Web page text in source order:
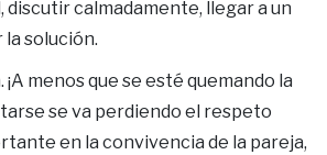
discutir calmadamente, llegar a un
solución.
menos que se esté quemando la
se va perdiendo el respeto
en la convivencia de la pareja,